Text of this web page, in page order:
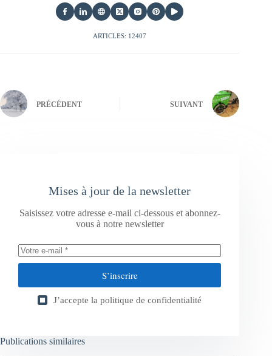
ARTICLES: 12407
PRÉCÉDENT SUIVANT
Mises à jour de la newsletter
Saisissez votre adresse e-mail ci-dessous et abonnez-
vous à notre newsletter
S’inscrire
J’accepte la politique de confidentialité
Publications similaires